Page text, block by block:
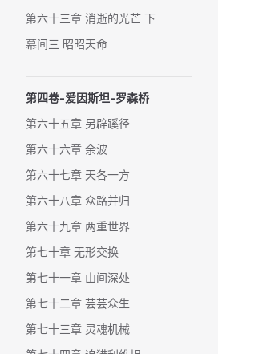
第六十三章 消逝的光芒 下
幕间三 昭昭天命
第四卷-爱因斯坦-罗森桥
第六十五章 另辟蹊径
第六十六章 余波
第六十七章 天各一方
第六十八章 众路并归
第六十九章 两重世界
第七十章 无形交换
第七十一章 山间深处
第七十二章 芸芸众生
第七十三章 灵魂机械